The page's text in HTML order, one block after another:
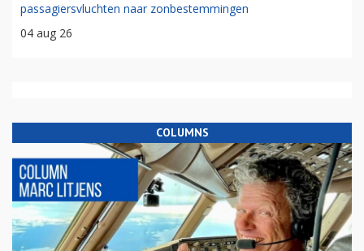
passagiersvluchten naar zonbestemmingen
04 aug 26
COLUMNS